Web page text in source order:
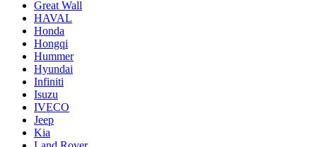
Great Wall
HAVAL
Honda
Hongqi
Hummer
Hyundai
Infiniti
Isuzu
IVECO
Jeep
Kia